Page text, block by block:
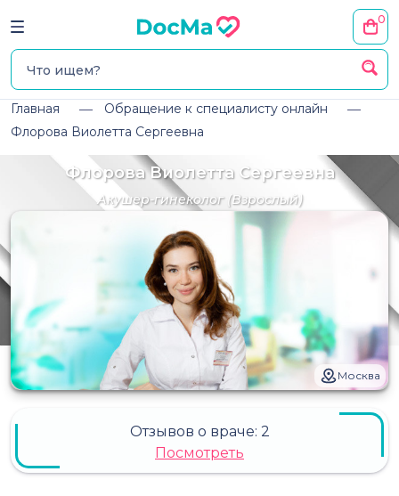
0
Главная
Обращение к специалисту онлайн
Флорова Виолетта Сергеевна
Флорова Виолетта Сергеевна
Акушер-гинеколог(Взрослый)
Москва
Отзывов о враче: 2
Посмотреть